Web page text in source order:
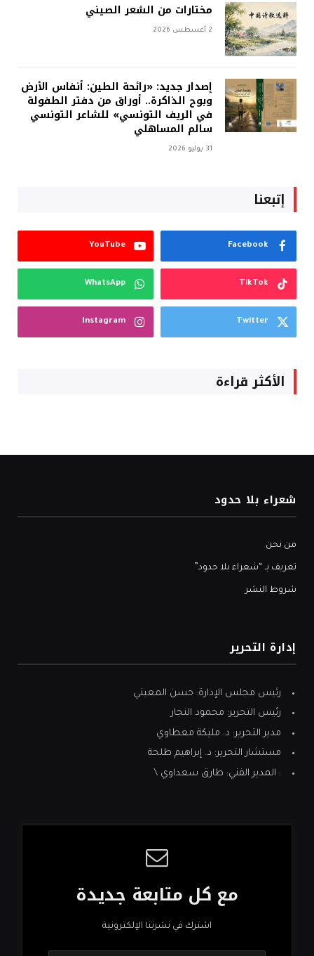
مختارات من الشعر الصيني
2 أغسطس 2026
إصدار جديد: «رائحة الطين: أنفاس الأرض
وبوح الذاكرة.. أوراق من دفتر الطفولة
في الريف التونسي» للشاعر التونسي
سالم المساهلي
31 يوليو 2026
إتبعنا
Facebook
YouTube
TikTok
WhatsApp
Twitter
Instagram
الأكثر قراءة
شعراء بلا حدود
من نحن
تعريف بـ “شعراء بلا حدود”
شروط النشر
إدارة التحرير
رئيس مجلس الإدارة: حسن المعيني
رئيس التحرير: محمود النجار
مدير التحرير: د. مليكة معطاوي
مستشار التحرير: د. إبراهيم طلحة
: المدير الفني: طارق سعداوي \
مع كل متابعة جديدة
اشترك في نشرتنا الإلكترونية